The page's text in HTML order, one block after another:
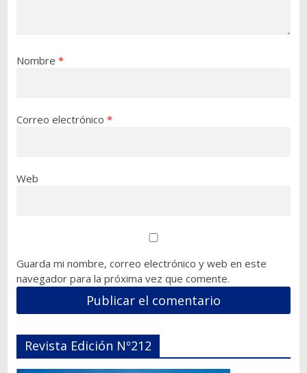
Nombre *
Correo electrónico *
Web
Guarda mi nombre, correo electrónico y web en este
navegador para la próxima vez que comente.
Revista Edición Nº212